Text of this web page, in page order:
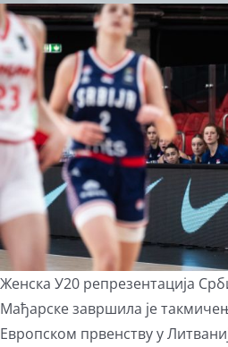
View
Larger
Image
Женска У20 репрезентација
Мађарске завршила је
Европском првенству у